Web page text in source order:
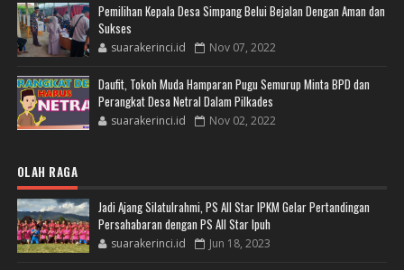
Pemilihan Kepala Desa Simpang Belui Bejalan Dengan Aman dan
Sukses
suarakerinci.id Nov 07, 2022
Daufit, Tokoh Muda Hamparan Pugu Semurup Minta BPD dan
Perangkat Desa Netral Dalam Pilkades
suarakerinci.id Nov 02, 2022
OLAH RAGA
Jadi Ajang Silatulrahmi, PS All Star IPKM Gelar Pertandingan
Persahabaran dengan PS All Star Ipuh
suarakerinci.id Jun 18, 2023